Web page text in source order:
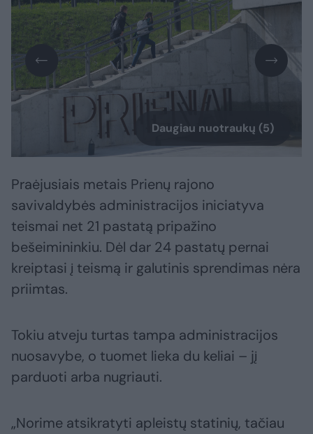
Daugiau nuotraukų (5)
Praėjusiais metais Prienų rajono
savivaldybės administracijos iniciatyva
teismai net 21 pastatą pripažino
bešeimininkiu. Dėl dar 24 pastatų pernai
kreiptasi į teismą ir galutinis sprendimas nėra
priimtas.
Tokiu atveju turtas tampa administracijos
nuosavybe, o tuomet lieka du keliai – jį
parduoti arba nugriauti.
„Norime atsikratyti apleistų statinių, tačiau